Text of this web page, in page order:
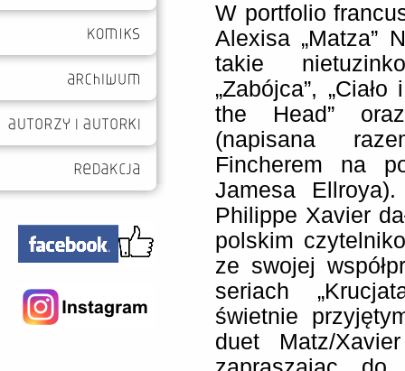
W portfolio
Alexisa „Matza”
takie
„Zabójca”,
the Head”
(napisana
Fincherem na
Jamesa
Philippe Xavier
polskim
ze swojej
seriach
świetnie
duet Matz/